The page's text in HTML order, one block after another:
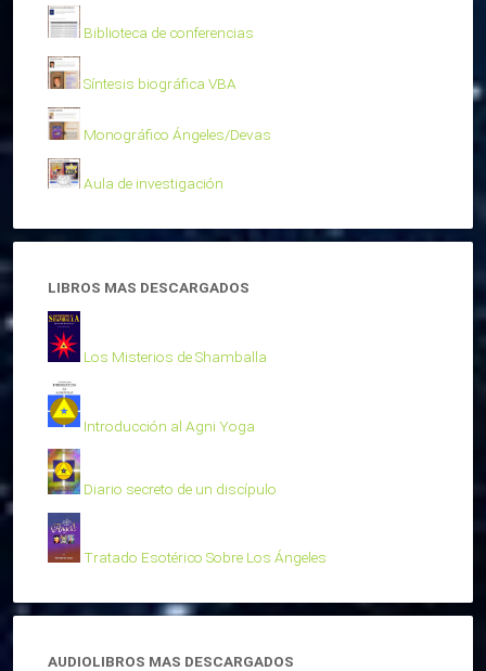
Biblioteca de conferencias
Síntesis biográfica VBA
Monográfico Ángeles/Devas
Aula de investigación
LIBROS MAS DESCARGADOS
Los Misterios de Shamballa
Introducción al Agni Yoga
Diario secreto de un discípulo
Tratado Esotérico Sobre Los Ángeles
AUDIOLIBROS MAS DESCARGADOS